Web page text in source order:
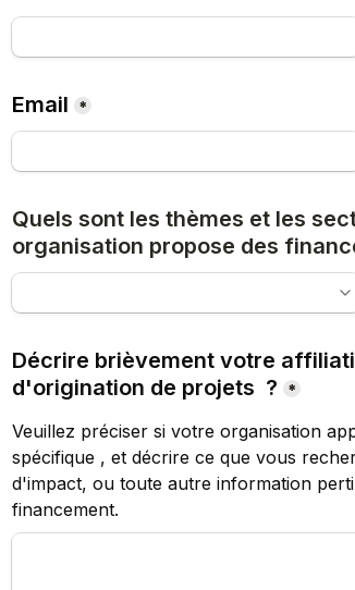
Email *
Quels sont les thèmes et les
organisation propose des
Décrire brièvement votre
d'origination de projets  ?
*
Veuillez préciser si votre organisation
spécifique , et décrire ce que vous
d'impact, ou toute autre information
financement.